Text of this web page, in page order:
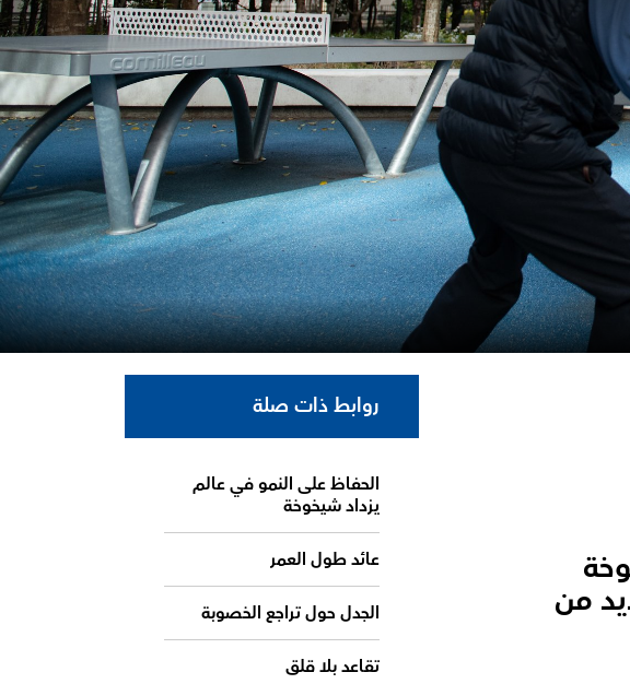
من
روابط ذات صلة
الحفاظ على النمو في عالم
يزداد شيخوخة
عائد طول العمر
الجدل حول تراجع الخصوبة
تقاعد بلا قلق